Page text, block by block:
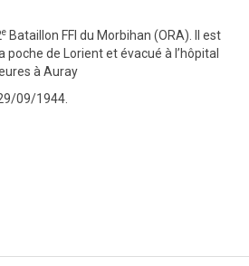
eBataillon FFI du Morbihan (ORA). Il est
de Lorient et évacué à l’hôpital
à Auray
09/1944.